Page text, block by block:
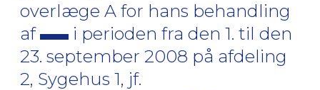
overlæge A for hans behandling
af
i perioden fra den 1. til den
23. september 2008 på afdeling
2, Sygehus 1, jf.